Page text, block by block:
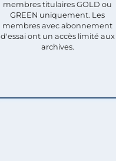
membres titulaires GOLD ou
GREEN uniquement. Les
membres avec abonnement
d'essai ont un accès limité aux
archives.